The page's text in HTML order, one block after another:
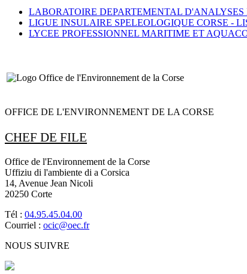
LABORATOIRE DEPARTEMENTAL D'ANALYSES
LIGUE INSULAIRE SPELEOLOGIQUE CORSE -
LYCEE PROFESSIONNEL MARITIME ET
OFFICE DE L'ENVIRONNEMENT DE LA CORSE
CHEF DE FILE
Office de l'Environnement de la Corse
Uffiziu di l'ambiente di a Corsica
14, Avenue Jean Nicoli
20250 Corte
Tél : 04.95.45.04.00
Courriel : ocic@oec.fr
NOUS SUIVRE